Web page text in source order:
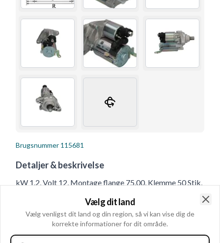
Brugsnummer 115681
Detaljer & beskrivelse
kW 1.2, Volt 12, Montage flange 75.00, Klemme 50 Stik,
Monteringsbeslag Med, Antal mont. huller 2 (0), Mont.
hul 2 11.50, Afstand bag 136.00, Drevafstand 40.00,
Afstand for 64.00, Antal mont. huller 2, Totallængde
Vælg dit land
Vælg venligst dit land og din region, så vi kan vise dig de
korrekte informationer for dit område.